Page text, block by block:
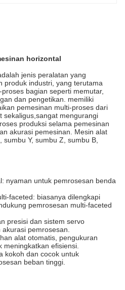
horizontal
jenis peralatan yang
produk industri, yang terutama
bagian seperti memutar,
dan pengetikan. memiliki
pemesinan multi-proses dari
sekaligus,sangat mengurangi
produksi selama pemesinan
akurasi pemesinan. Mesin alat
Y, sumbu Z, sumbu B,
nyaman untuk pemrosesan benda
faceted: biasanya dilengkapi
pemrosesan multi-faceted
presisi dan sistem servo
pemrosesan.
alat otomatis, pengukuran
efisiensi.
kokoh dan cocok untuk
beban tinggi.